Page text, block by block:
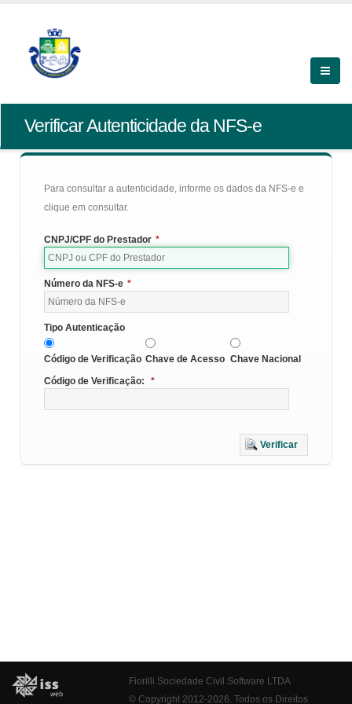
Verificar Autenticidade da NFS-e
Para consultar a autenticidade, informe os dados da NFS-e e
clique em consultar.
CNPJ/CPF do Prestador *
Número da NFS-e *
Tipo Autenticação
Código de Verificação Chave de Acesso Chave Nacional
Código de Verificação:
*
Verificar
Fiorilli Sociedade Civil Software LTDA
© Copyright 2012-2026. Todos os Direitos